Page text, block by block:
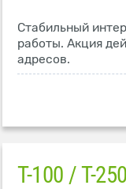
Стабильный
работы. Акция
адресов.
T-100 / T-250